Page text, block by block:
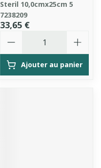
Steril 10,0cmx25cm 5
7238209
33,65 €
Ajouter au panier